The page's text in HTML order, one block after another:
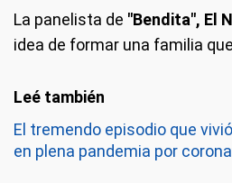
La panelista de "Bendita", El
idea de formar una familia
El tremendo episodio que
en plena pandemia por